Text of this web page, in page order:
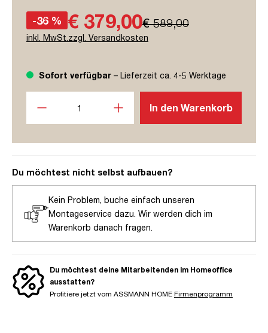
-36 % € 379,00€ 589,00
inkl. MwSt.zzgl. Versandkosten
Sofort verfügbar – Lieferzeit ca. 4-5 Werktage
In den Warenkorb
Du möchtest nicht selbst aufbauen?
Kein Problem, buche einfach unseren
Montageservice dazu. Wir werden dich im
Warenkorb danach fragen.
Du möchtest deine Mitarbeitenden im Homeoffice
ausstatten?
Profitiere jetzt vom ASSMANN HOME Firmenprogramm